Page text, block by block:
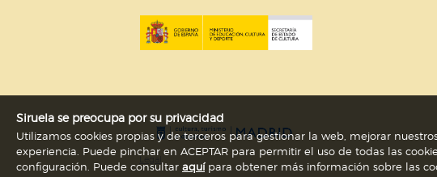
Siruela se preocupa por su privacidad
Utilizamos cookies propias y de terceros para gestionar la web, mejorar
experiencia. Puede pinchar en ACEPTAR para permitir el uso de todas las
configuración. Puede consultar aquípara obtener más información sobre las